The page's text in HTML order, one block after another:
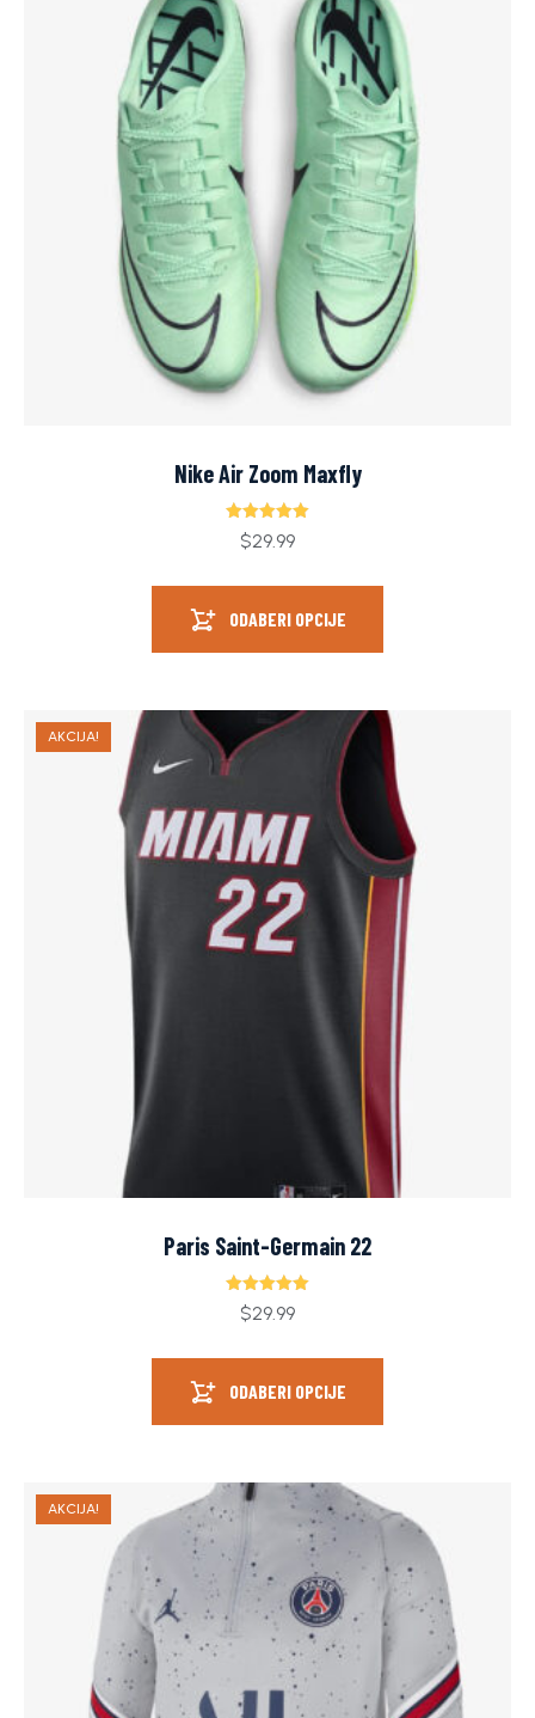
Nike Air Zoom Maxfly
Ocjenjeno
5.00
$29.99
ODABERI OPCIJE
AKCIJA!
Paris Saint-Germain 22
Ocjenjeno
5.00
$29.99
ODABERI OPCIJE
AKCIJA!